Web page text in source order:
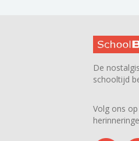
De
schooltijd
Volg ons op